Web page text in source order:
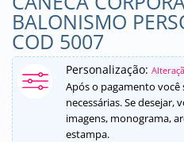
BALONISMO
COD 5007
Personalização:
Após o pagamento você
necessárias. Se desejar,
imagens, monograma,
estampa.